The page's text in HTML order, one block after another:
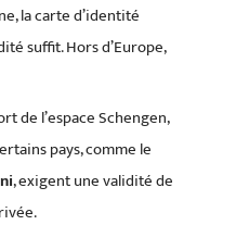
la carte d’identité
suffit. Hors d’Europe,
de l’espace Schengen,
pays, comme le
, exigent une validité de